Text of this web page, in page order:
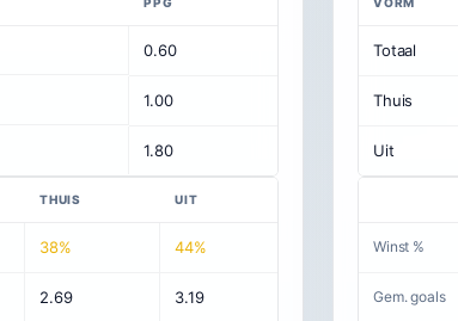
0.60
1.00
1.80
THUIS UIT
38% 44%
2.69 3.19
Totaal
Thuis
Uit
Winst %
Gem. goals